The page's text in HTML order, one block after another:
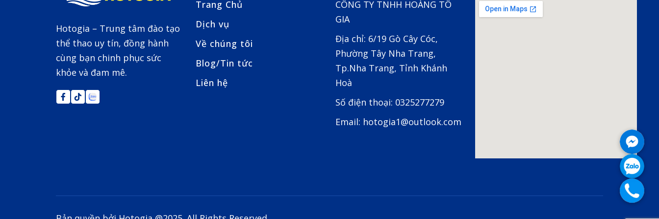
Hotogia – Trung tâm đào tạo
thể thao uy tín, đồng hành
cùng bạn chinh phục sức
khỏe và đam mê.
Trang Chủ
Dịch vụ
Về chúng tôi
Blog/Tin tức
Liên hệ
CÔNG TY TNHH HOÀNG TÔ
GIA
Địa chỉ: 6/19 Gò Cây Cóc,
Phường Tây Nha Trang,
Tp.Nha Trang, Tỉnh Khánh
Hoà
Số điện thoại: 0325277279
Email: hotogia1@outlook.com